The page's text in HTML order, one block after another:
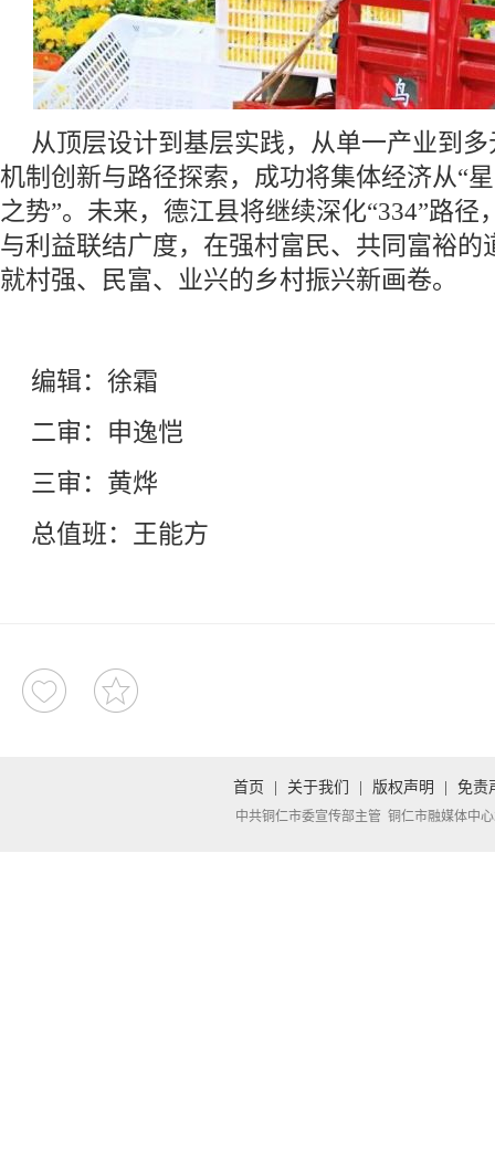
从顶层设计到基层实践，从单一产业到
机制创新与路径探索，成功将集体经济从“
之势”。未来，德江县将继续深化“334”路径
与利益联结广度，在强村富民、共同富裕的
就村强、民富、业兴的乡村振兴新画卷。
编辑：徐霜
二审：申逸恺
三审：黄烨
总值班：王能方
首页 关于我们 版权声明 免责
中共铜仁市委宣传部主管 铜仁市融媒体中心